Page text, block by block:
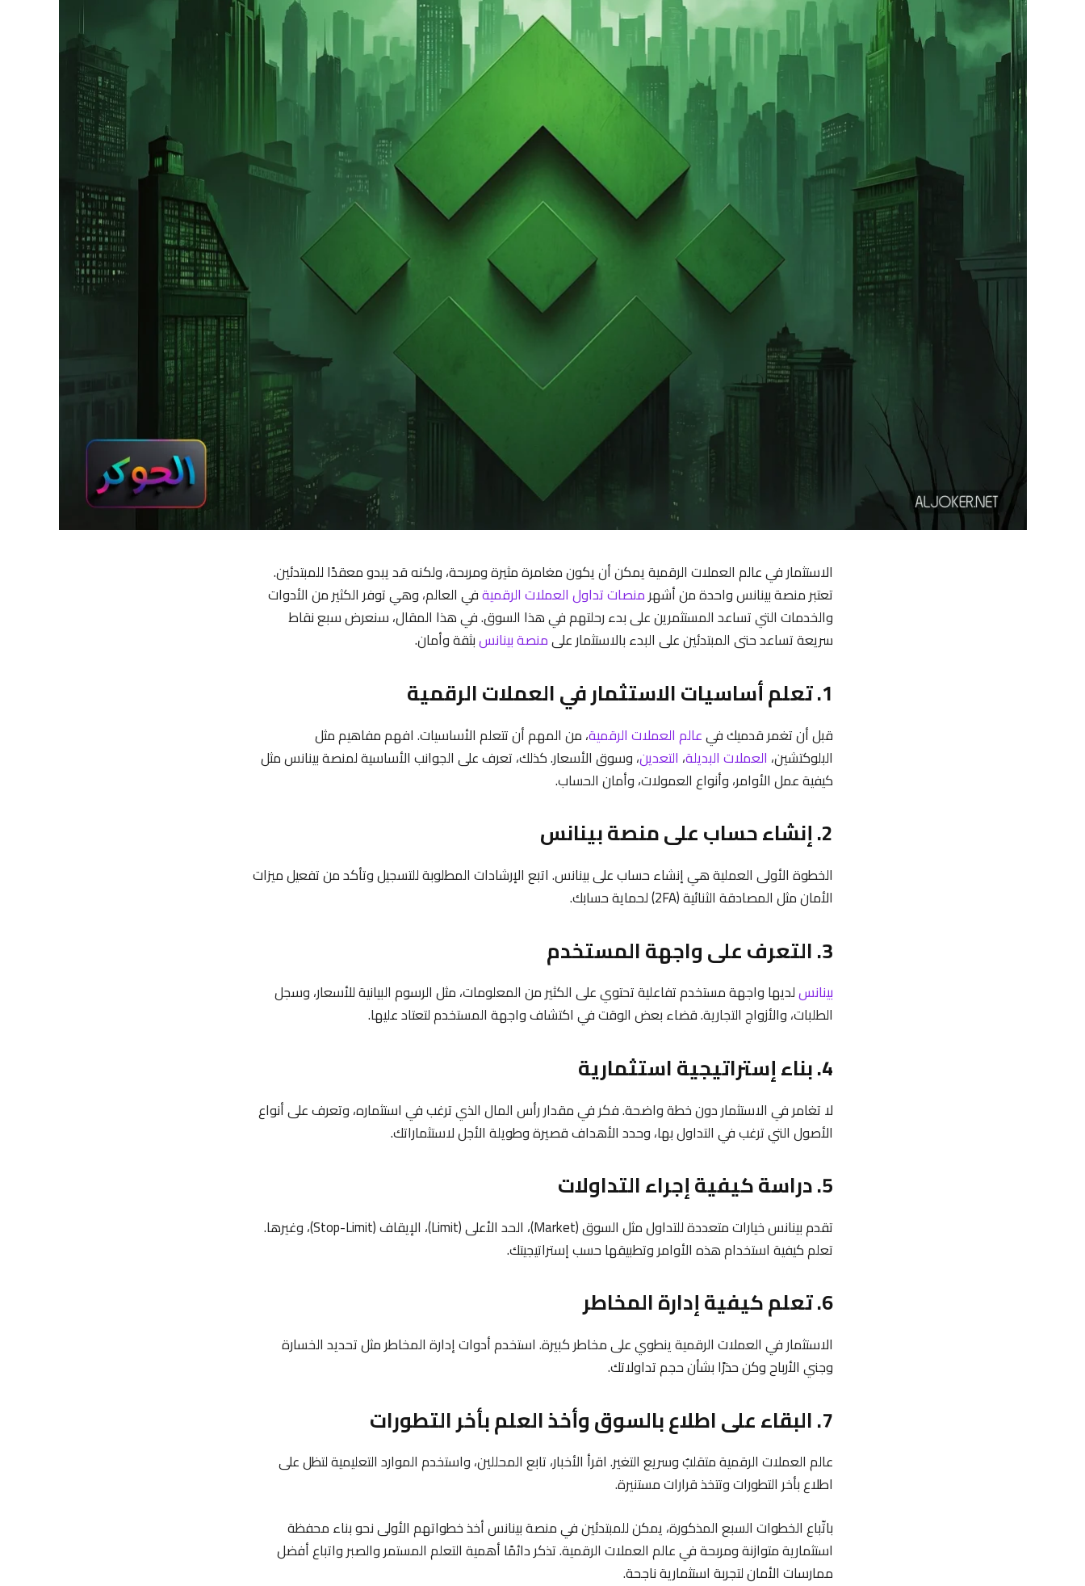
الاستثمار في عالم العملات الرقمية يمكن أن يكون مغامرة مثيرة ومربحة، ولكنه قد يبدو معقدًا للمبتدئين.
تعتبر منصة بينانس واحدة من أشهرمنصات تداول العملات الرقميةفي العالم، وهي توفر الكثير من الأدوات
والخدمات التي تساعد المستثمرين على بدء رحلتهم في هذا السوق. في هذا المقال، سنعرض سبع نقاط
سريعة تساعد حتى المبتدئين على البدء بالاستثمار علىمنصة بينانسبثقة وأمان.
1. تعلم أساسيات الاستثمار في العملات الرقمية
قبل أن تغمر قدميك فيعالم العملات الرقمية، من المهم أن تتعلم الأساسيات. افهم مفاهيم مثل
البلوكتشين، العملات البديلة، التعدين، وسوق الأسعار. كذلك، تعرف على الجوانب الأساسية لمنصة بينانس مثل
كيفية عمل الأوامر، وأنواع العمولات، وأمان الحساب.
2. إنشاء حساب على منصة بينانس
الخطوة الأولى العملية هي إنشاء حساب على بينانس. اتبع الإرشادات المطلوبة للتسجيل وتأكد من تفعيل ميزات
الأمان مثل المصادقة الثنائية (2FA) لحماية حسابك.
3. التعرف على واجهة المستخدم
بينانسلديها واجهة مستخدم تفاعلية تحتوي على الكثير من المعلومات، مثل الرسوم البيانية للأسعار، وسجل
الطلبات، والأزواج التجارية. قضاء بعض الوقت في اكتشاف واجهة المستخدم لتعتاد عليها.
4. بناء إستراتيجية استثمارية
لا تغامر في الاستثمار دون خطة واضحة. فكر في مقدار رأس المال الذي ترغب في استثماره، وتعرف على أنواع
الأصول التي ترغب في التداول بها، وحدد الأهداف قصيرة وطويلة الأجل لاستثماراتك.
5. دراسة كيفية إجراء التداولات
تقدم بينانس خيارات متعددة للتداول مثل السوق (Market)، الحد الأعلى (Limit)، الإيقاف (Stop-Limit)، وغيرها.
تعلم كيفية استخدام هذه الأوامر وتطبيقها حسب إستراتيجيتك.
6. تعلم كيفية إدارة المخاطر
الاستثمار في العملات الرقمية ينطوي على مخاطر كبيرة. استخدم أدوات إدارة المخاطر مثل تحديد الخسارة
وجني الأرباح وكن حذرًا بشأن حجم تداولاتك.
7. البقاء على اطلاع بالسوق وأخذ العلم بأخر التطورات
عالم العملات الرقمية متقلبٌ وسريع التغير. اقرأ الأخبار، تابع المحللين، واستخدم الموارد التعليمية لتظل على
اطلاع بأخر التطورات وتتخذ قرارات مستنيرة.
باتّباع الخطوات السبع المذكورة، يمكن للمبتدئين في منصة بينانس أخذ خطواتهم الأولى نحو بناء محفظة
استثمارية متوازنة ومربحة في عالم العملات الرقمية. تذكر دائمًا أهمية التعلم المستمر والصبر واتباع أفضل
ممارسات الأمان لتجربة استثمارية ناجحة.